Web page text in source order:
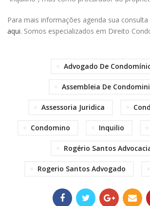
Para mais informações agenda sua
aqui. Somos especializados em Direito
Advogado De
Assembleia De
Assessoria Juridica
Condomino Inquilio
Rogério Santos
Rogerio Santos Advogado